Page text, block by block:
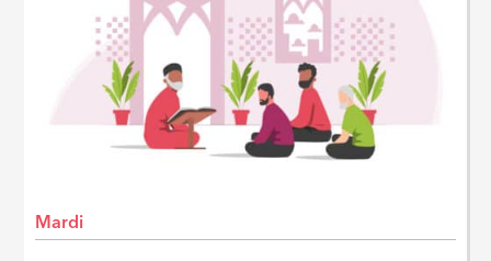
Mardi